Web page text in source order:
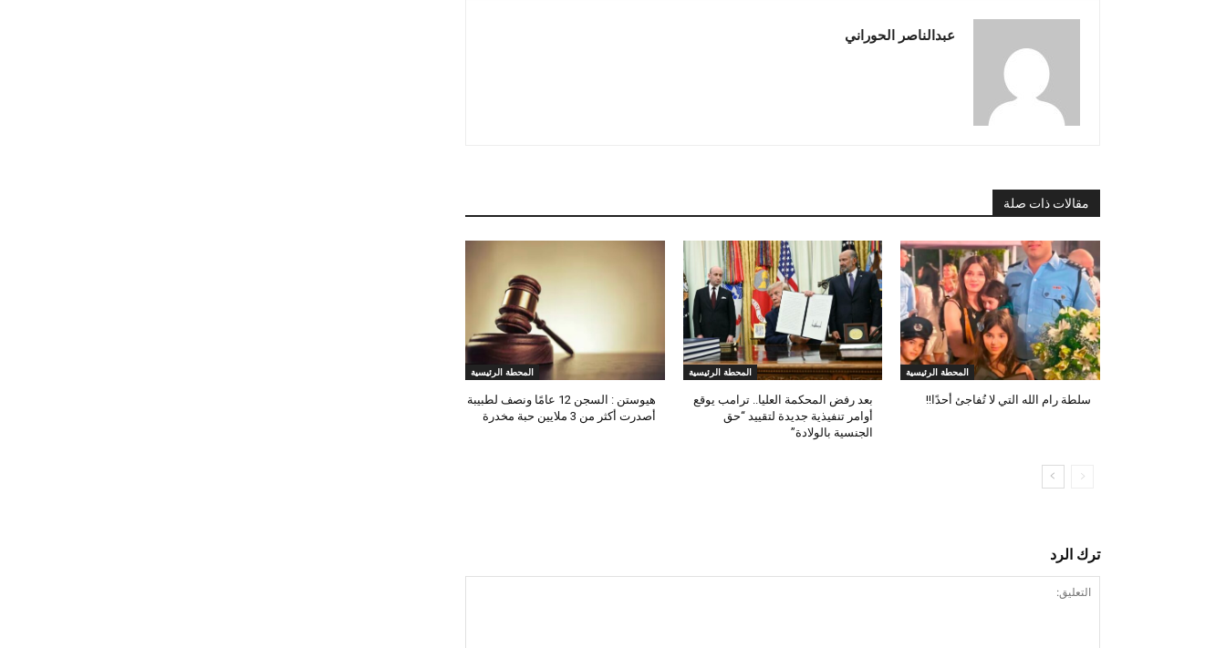
عبدالناصر الحوراني
مقالات ذات صلة
المحطة الرئيسية
سلطة رام الله التي لا تُفاجئ أحدًا!!
المحطة الرئيسية
بعد رفض المحكمة العليا.. ترامب يوقع
أوامر تنفيذية جديدة لتقييد “حق
الجنسية بالولادة”
المحطة الرئيسية
هيوستن : السجن 12 عامًا ونصف لطبيبة
أصدرت أكثر من 3 ملايين حبة مخدرة
ترك الرد